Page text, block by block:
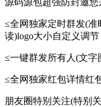
源码源包超强防封邀您
≤全网独家定时群发(
读)logo大小自定义调节
≤一键群发所有人(文字
≤全网独家红包详情红
朋友圈特别关注(特别